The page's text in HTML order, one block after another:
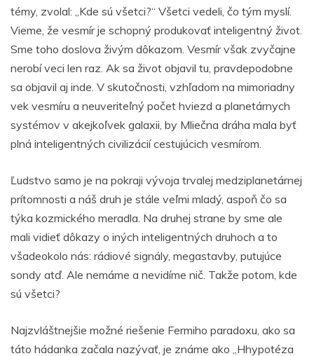
témy, zvolal: „Kde sú všetci?“ Všetci vedeli, čo tým myslí.
Vieme, že vesmír je schopný produkovať inteligentný život.
Sme toho doslova živým dôkazom. Vesmír však zvyčajne
nerobí veci len raz. Ak sa život objavil tu, pravdepodobne
sa objavil aj inde. V skutočnosti, vzhľadom na mimoriadny
vek vesmíru a neuveriteľný počet hviezd a planetárnych
systémov v akejkoľvek galaxii, by Mliečna dráha mala byť
plná inteligentných civilizácií cestujúcich vesmírom.
Ľudstvo samo je na pokraji vývoja trvalej medziplanetárnej
prítomnosti a náš druh je stále veľmi mladý, aspoň čo sa
týka kozmického meradla. Na druhej strane by sme ale
mali vidieť dôkazy o iných inteligentných druhoch a to
všadeokolo nás: rádiové signály, megastavby, putujúce
sondy atď. Ale nemáme a nevidíme nič. Takže potom, kde
sú všetci?
Najzvláštnejšie možné riešenie Fermiho paradoxu, ako sa
táto hádanka začala nazývať, je známe ako „Hhypotéza